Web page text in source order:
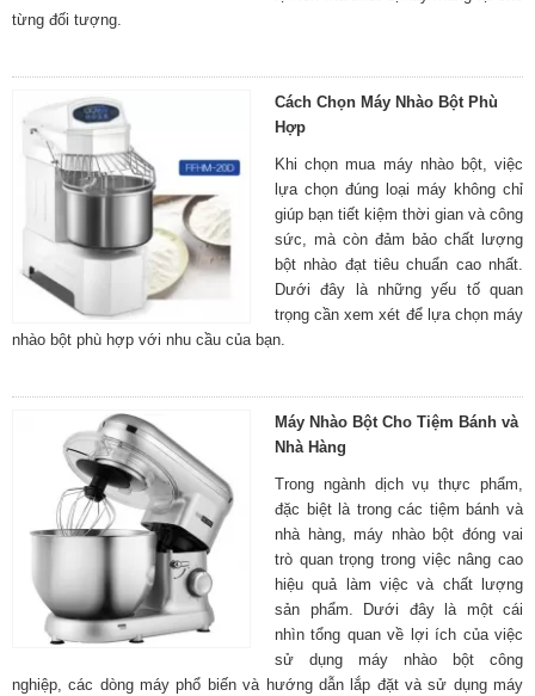
từng đối tượng.
Cách Chọn Máy Nhào Bột Phù
Hợp
Khi chọn mua máy nhào bột, việc
lựa chọn đúng loại máy không chỉ
giúp bạn tiết kiệm thời gian và công
sức, mà còn đảm bảo chất lượng
bột nhào đạt tiêu chuẩn cao nhất.
Dưới đây là những yếu tố quan
trọng cần xem xét để lựa chọn máy
nhào bột phù hợp với nhu cầu của bạn.
Máy Nhào Bột Cho Tiệm Bánh và
Nhà Hàng
Trong ngành dịch vụ thực phẩm,
đặc biệt là trong các tiệm bánh và
nhà hàng, máy nhào bột đóng vai
trò quan trọng trong việc nâng cao
hiệu quả làm việc và chất lượng
sản phẩm. Dưới đây là một cái
nhìn tổng quan về lợi ích của việc
sử dụng máy nhào bột công
nghiệp, các dòng máy phổ biến và hướng dẫn lắp đặt và sử dụng máy